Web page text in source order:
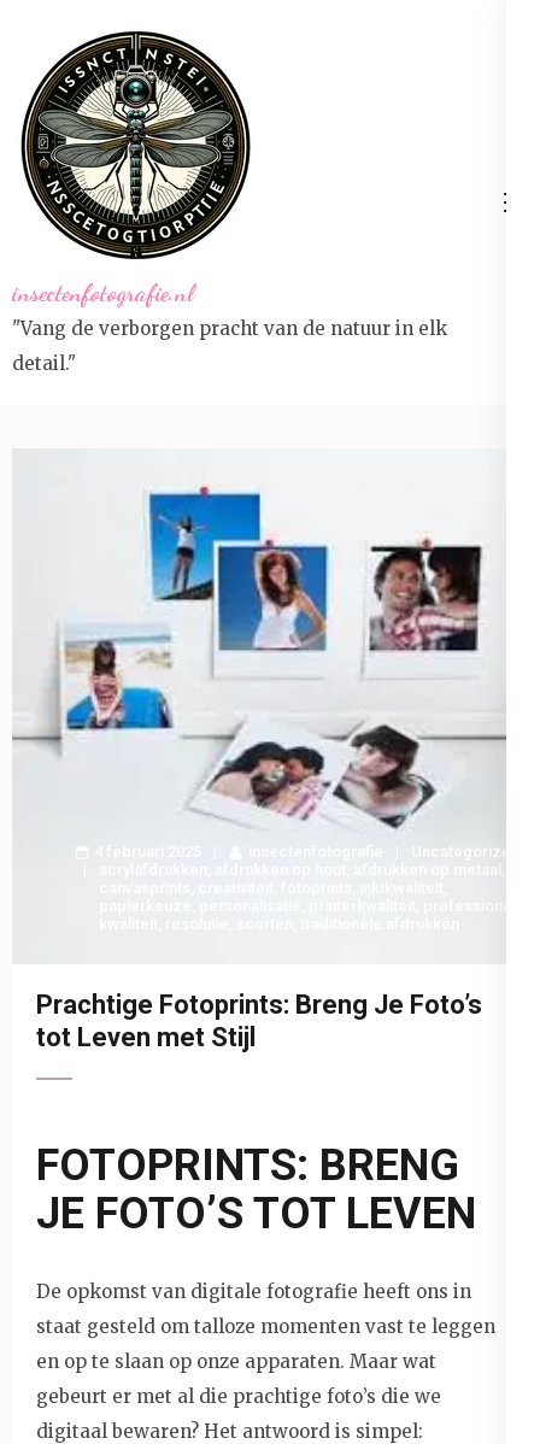
inhoud
(druk
op
Enter)
insectenfotografie.nl
"Vang de verborgen pracht van de natuur in elk
detail."
4 februari 2025 insectenfotografie
Uncategorized
Prachtige Fotoprints: Breng Je Foto’s
tot Leven met Stijl
FOTOPRINTS: BRENG
JE FOTO’S TOT LEVEN
De opkomst van digitale fotografie heeft ons in
staat gesteld om talloze momenten vast te leggen
en op te slaan op onze apparaten. Maar wat
gebeurt er met al die prachtige foto’s die we
digitaal bewaren? Het antwoord is simpel: